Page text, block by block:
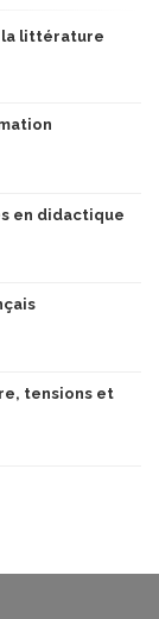
littérature
en didactique
tensions et